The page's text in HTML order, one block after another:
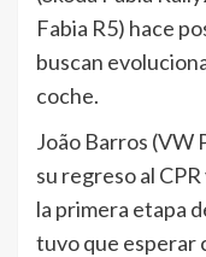
Fabia R5) hace
buscan
coche.
João Barros (VW
su regreso al
la primera etapa
tuvo que esperar